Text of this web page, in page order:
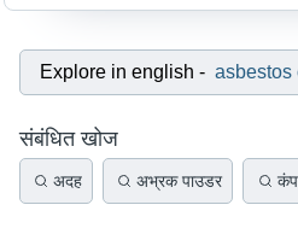
Explore in english - asbestos
संबंधित खोज
अदह अभ्रक पाउडर